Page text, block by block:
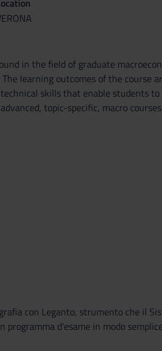
in the field of graduate
learning outcomes of the course
skills that enable students
topic-specific, macro courses.
con Leganto, strumento che il
programma d'esame in modo